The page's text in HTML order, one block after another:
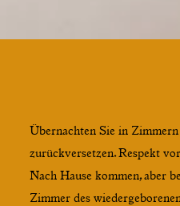
Übernachten Sie in
zurückversetzen. Respekt
Nach Hause kommen, aber
Zimmer des